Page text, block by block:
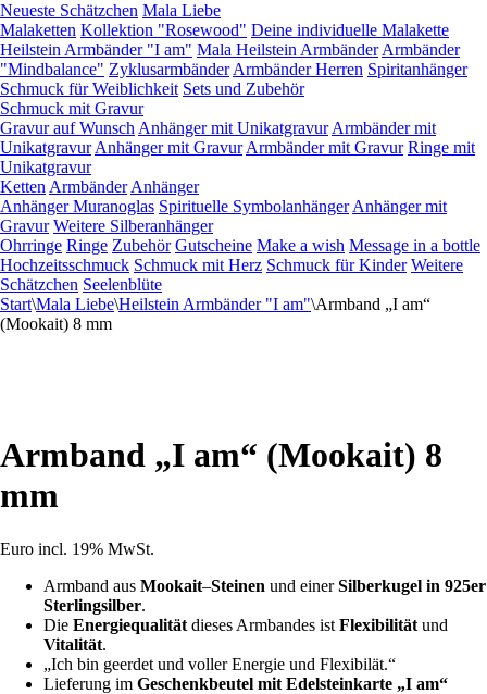
Neueste Schätzchen Mala Liebe
Malaketten Kollektion "Rosewood" Deine individuelle Malakette
Heilstein Armbänder "I am" Mala Heilstein Armbänder Armbänder
"Mindbalance" Zyklusarmbänder Armbänder Herren Spiritanhänger
Schmuck für Weiblichkeit Sets und Zubehör
Schmuck mit Gravur
Gravur auf Wunsch Anhänger mit Unikatgravur Armbänder mit
Unikatgravur Anhänger mit Gravur Armbänder mit Gravur Ringe mit
Unikatgravur
Ketten Armbänder Anhänger
Anhänger Muranoglas Spirituelle Symbolanhänger Anhänger mit
Gravur Weitere Silberanhänger
Ohrringe Ringe Zubehör Gutscheine Make a wish Message in a bottle
Hochzeitsschmuck Schmuck mit Herz Schmuck für Kinder Weitere
Schätzchen Seelenblüte
Start\Mala Liebe\Heilstein Armbänder "I am"\Armband „I am“
(Mookait) 8 mm
Armband „I am“ (Mookait) 8
mm
Euro incl. 19% MwSt.
Armband aus Mookait–Steinen und einerSilberkugel in 925er
Sterlingsilber.
Die Energiequalität dieses Armbandes ist Flexibilität und
Vitalität.
„Ich bin geerdet und voller Energie und Flexibilät.“
Lieferung im Geschenkbeutel mit Edelsteinkarte „I am“